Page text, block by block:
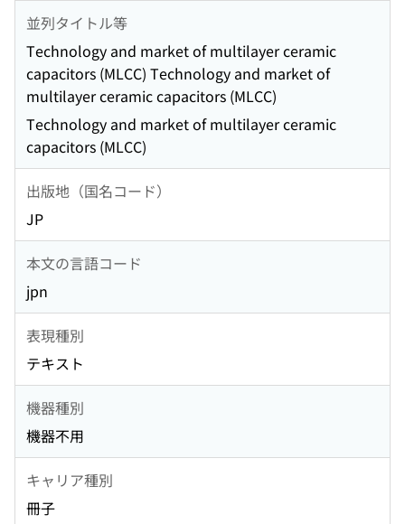
並列タイトル等
Technology and market of multilayer ceramic
capacitors (MLCC) Technology and market of
multilayer ceramic capacitors (MLCC)
Technology and market of multilayer ceramic
capacitors (MLCC)
出版地（国名コード）
JP
本文の言語コード
jpn
表現種別
テキスト
機器種別
機器不用
キャリア種別
冊子